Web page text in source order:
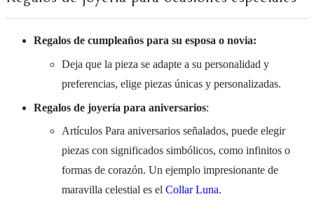
Regalos de cumpleaños para su esposa o novia:
Deja que la pieza se adapte a su personalidad y
preferencias, elige piezas únicas y personalizadas.
Regalos de joyería para aniversarios:
Artículos Para aniversarios señalados, puede elegir
piezas con significados simbólicos, como infinitos o
formas de corazón. Un ejemplo impresionante de
maravilla celestial es el Collar Luna.